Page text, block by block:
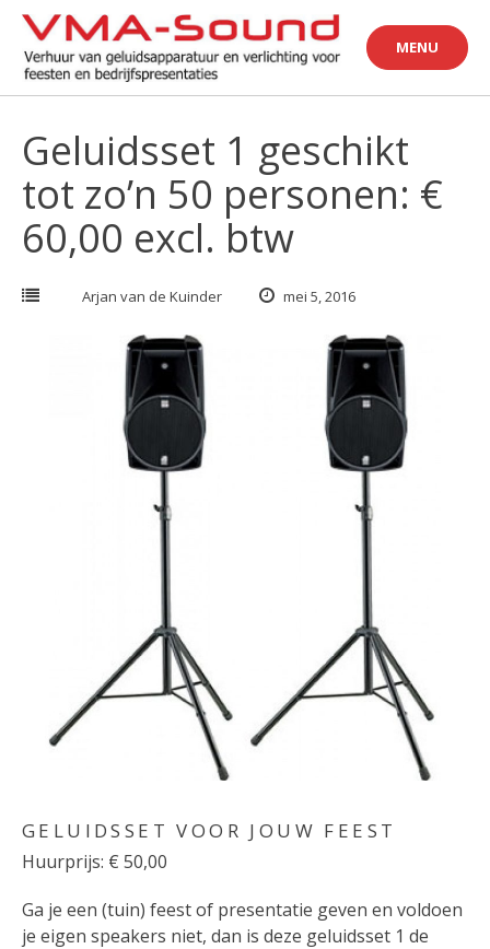
Skip
content
MENU
Geluidsset 1 geschikt
tot zo’n 50 personen: €
60,00 excl. btw
Arjan van de Kuinder mei 5, 2016
GELUIDSSET VOOR JOUW FEEST
Huurprijs: € 50,00
Ga je een (tuin) feest of presentatie geven en voldoen
je eigen speakers niet, dan is deze geluidsset 1 de